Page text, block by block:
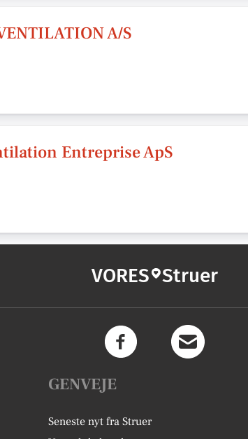
A/S
Entreprise ApS
VORES Struer
GENVEJE
Seneste nyt fra Struer